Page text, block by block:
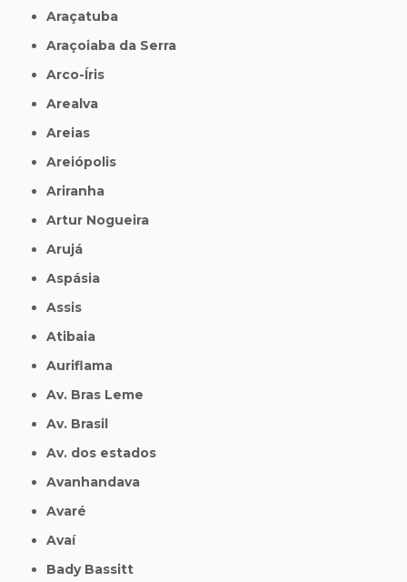
Araçatuba
Araçoiaba da Serra
Arco-Íris
Arealva
Areias
Areiópolis
Ariranha
Artur Nogueira
Arujá
Aspásia
Assis
Atibaia
Auriflama
Av. Bras Leme
Av. Brasil
Av. dos estados
Avanhandava
Avaré
Avaí
Bady Bassitt